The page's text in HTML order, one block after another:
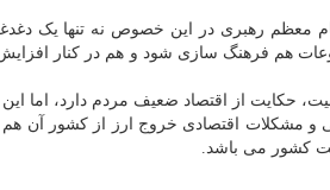
معظم رهبری در این خصوص نه تنها یک
هم فرهنگ سازی شود و هم در کنار
حکایت از اقتصاد ضعیف مردم دارد، اما
مشکلات اقتصادی خروج ارز از کشور آن هم
کشور می باشد.